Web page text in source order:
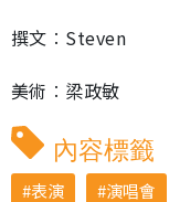
撰文︰Steven
美術︰梁政敏
內容標籤
表演 演唱會